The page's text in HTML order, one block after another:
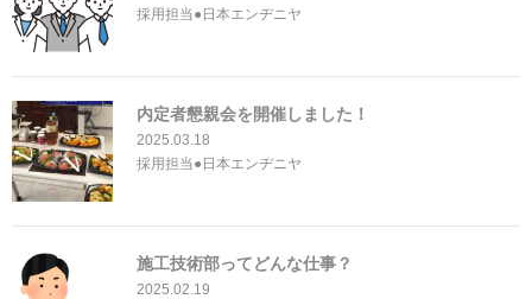
採用担当●日本エンヂニヤ
内定者懇親会を開催しました！
2025.03.18
採用担当●日本エンヂニヤ
施工技術部ってどんな仕事？
2025.02.19